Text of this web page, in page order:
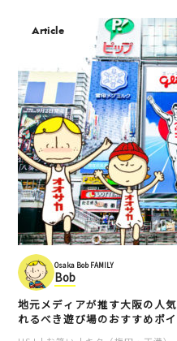
Article
Osaka Bob FAMILY
Bob
地元メディアが推す大阪の人
れるべき遊び場のおすすめポ